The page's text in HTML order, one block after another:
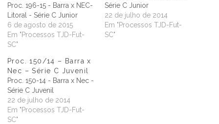
Proc. 196-15 - Barra x NEC-
Litoral - Série C Junior
6 de agosto de 2015
Em "Processos TJD-Fut-
SC"
Série C Junior
22 de julho de 2014
Em "Processos TJD-Fut-
SC"
Proc. 150/14 – Barra x
Nec – Série C Juvenil
Proc. 150-14 - Barra x Nec -
Série C Juvenil
22 de julho de 2014
Em "Processos TJD-Fut-
SC"